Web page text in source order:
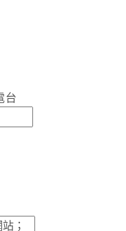
台